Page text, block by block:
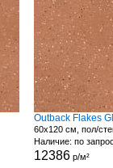
Outback Flakes
60x120 см, пол/
Наличие: по
12386 р/м²